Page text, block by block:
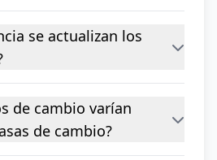
se actualizan los
de cambio varían
de cambio?